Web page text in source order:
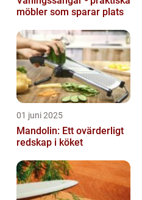
möbler som sparar plats
01 juni 2025
Mandolin: Ett ovärderligt
redskap i köket